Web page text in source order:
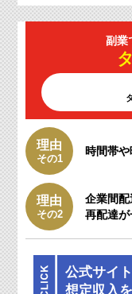
副業
理由
その1
時間帯
理由
その2
企業間
再配達が
公式サイ
想定収入